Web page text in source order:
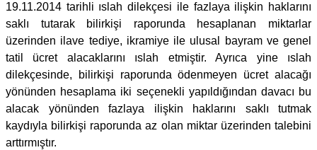
19.11.2014 tarihli ıslah dilekçesi ile fazlaya ilişkin haklarını
saklı tutarak bilirkişi raporunda hesaplanan miktarlar
üzerinden ilave tediye, ikramiye ile ulusal bayram ve genel
tatil ücret alacaklarını ıslah etmiştir. Ayrıca yine ıslah
dilekçesinde, bilirkişi raporunda ödenmeyen ücret alacağı
yönünden hesaplama iki seçenekli yapıldığından davacı bu
alacak yönünden fazlaya ilişkin haklarını saklı tutmak
kaydıyla bilirkişi raporunda az olan miktar üzerinden talebini
arttırmıştır.